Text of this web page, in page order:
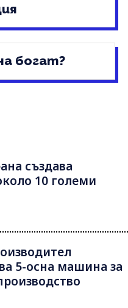
богат?
създава
10 големи
5-осна машина за